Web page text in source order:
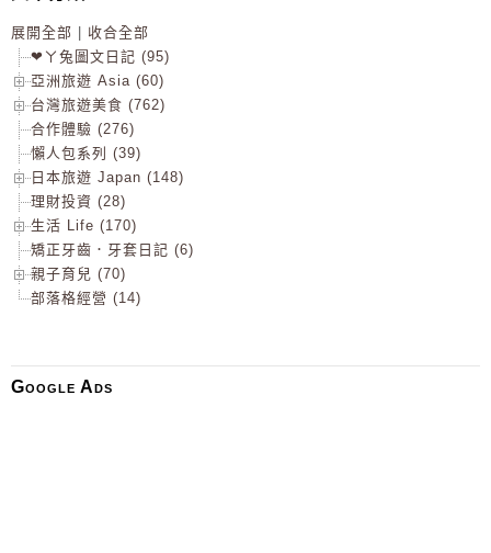
展開全部
收合全部
❤ㄚ兔圖文日記 (95)
亞洲旅遊 Asia (60)
台灣旅遊美食 (762)
合作體驗 (276)
懶人包系列 (39)
日本旅遊 Japan (148)
理財投資 (28)
生活 Life (170)
矯正牙齒．牙套日記 (6)
親子育兒 (70)
部落格經營 (14)
Google Ads